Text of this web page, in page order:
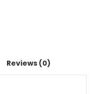
Reviews (0)